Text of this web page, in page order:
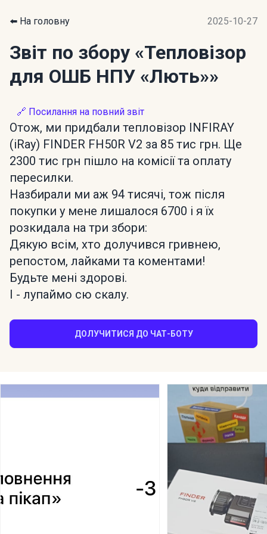
⬅️ На головну 2025-10-27
Звіт по збору «Тепловізор
для ОШБ НПУ «Лють»»
🔗 Посилання на повний звіт
Отож, ми придбали тепловізор INFIRAY
(iRay) FINDER FH50R V2 за 85 тис грн. Ще
2300 тис грн пішло на комісії та оплату
пересилки.
Назбирали ми аж 94 тисячі, тож після
покупки у мене лишалося 6700 і я їх
розкидала на три збори:
Дякую всім, хто долучився гривнею,
репостом, лайками та коментами!
Будьте мені здорові.
І - лупаймо сю скалу.
ДОЛУЧИТИСЯ ДО ЧАТ-БОТУ